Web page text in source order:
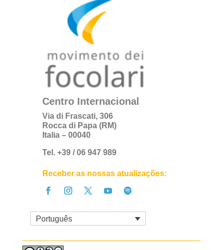
Centro Internacional
Via di Frascati, 306
Rocca di Papa (RM)
Italia – 00040
Tel. +39 / 06 947 989
Receber as nossas atualizações:
Português